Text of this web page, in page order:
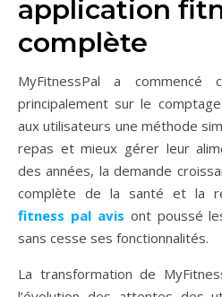
application
complète
MyFitnessPal a
principalement sur le
aux utilisateurs une méthode
repas et mieux gérer leur
des années, la demande
complète de la santé et la
fitness pal avis ont poussé
sans cesse ses fonctionnalités.
La transformation de